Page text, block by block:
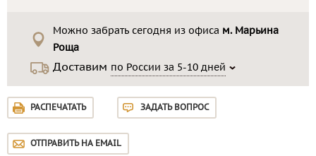
Можно забрать сегодня из офиса м. Марьина
Роща
Доставим по России за 5-10 дней
РАСПЕЧАТАТЬ ЗАДАТЬ ВОПРОС
ОТПРАВИТЬ НА EMAIL